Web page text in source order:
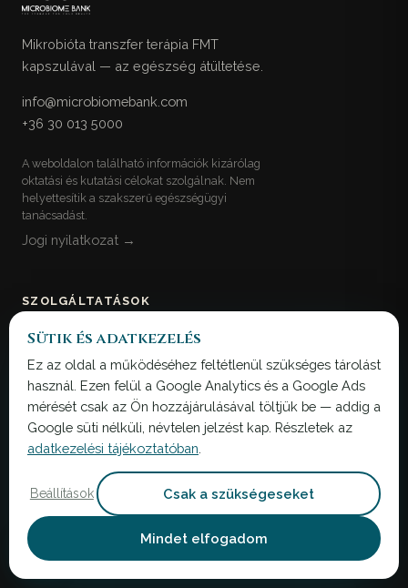
Mikrobióta transzfer terápia FMT
kapszulával — az egészség átültetése.
info@microbiomebank.com
+36 30 013 5000
A weboldalon található információk kizárólag
oktatási és kutatási célokat szolgálnak. Nem
helyettesítik a szakszerű egészségügyi
tanácsadást.
Jogi nyilatkozat →
SZOLGÁLTATÁSOK
DiffBiome
HospBiome
AutoBiome
FindBiome
TransferBiome
UltraBiome
TUDÁSTÁR
Sütik és adatkezelés
Ez az oldal a működéséhez feltétlenül szükséges tárolást
használ. Ezen felül a Google Analytics és a Google Ads
mérését csak az Ön hozzájárulásával töltjük be — addig a
Google süti nélküli, névtelen jelzést kap. Részletek az
adatkezelési tájékoztatóban
Beállítások Csak a szükségeseket
Mindet elfogadom